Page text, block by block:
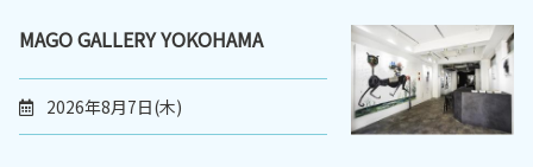
MAGO GALLERY YOKOHAMA
2026年8月7日(木)